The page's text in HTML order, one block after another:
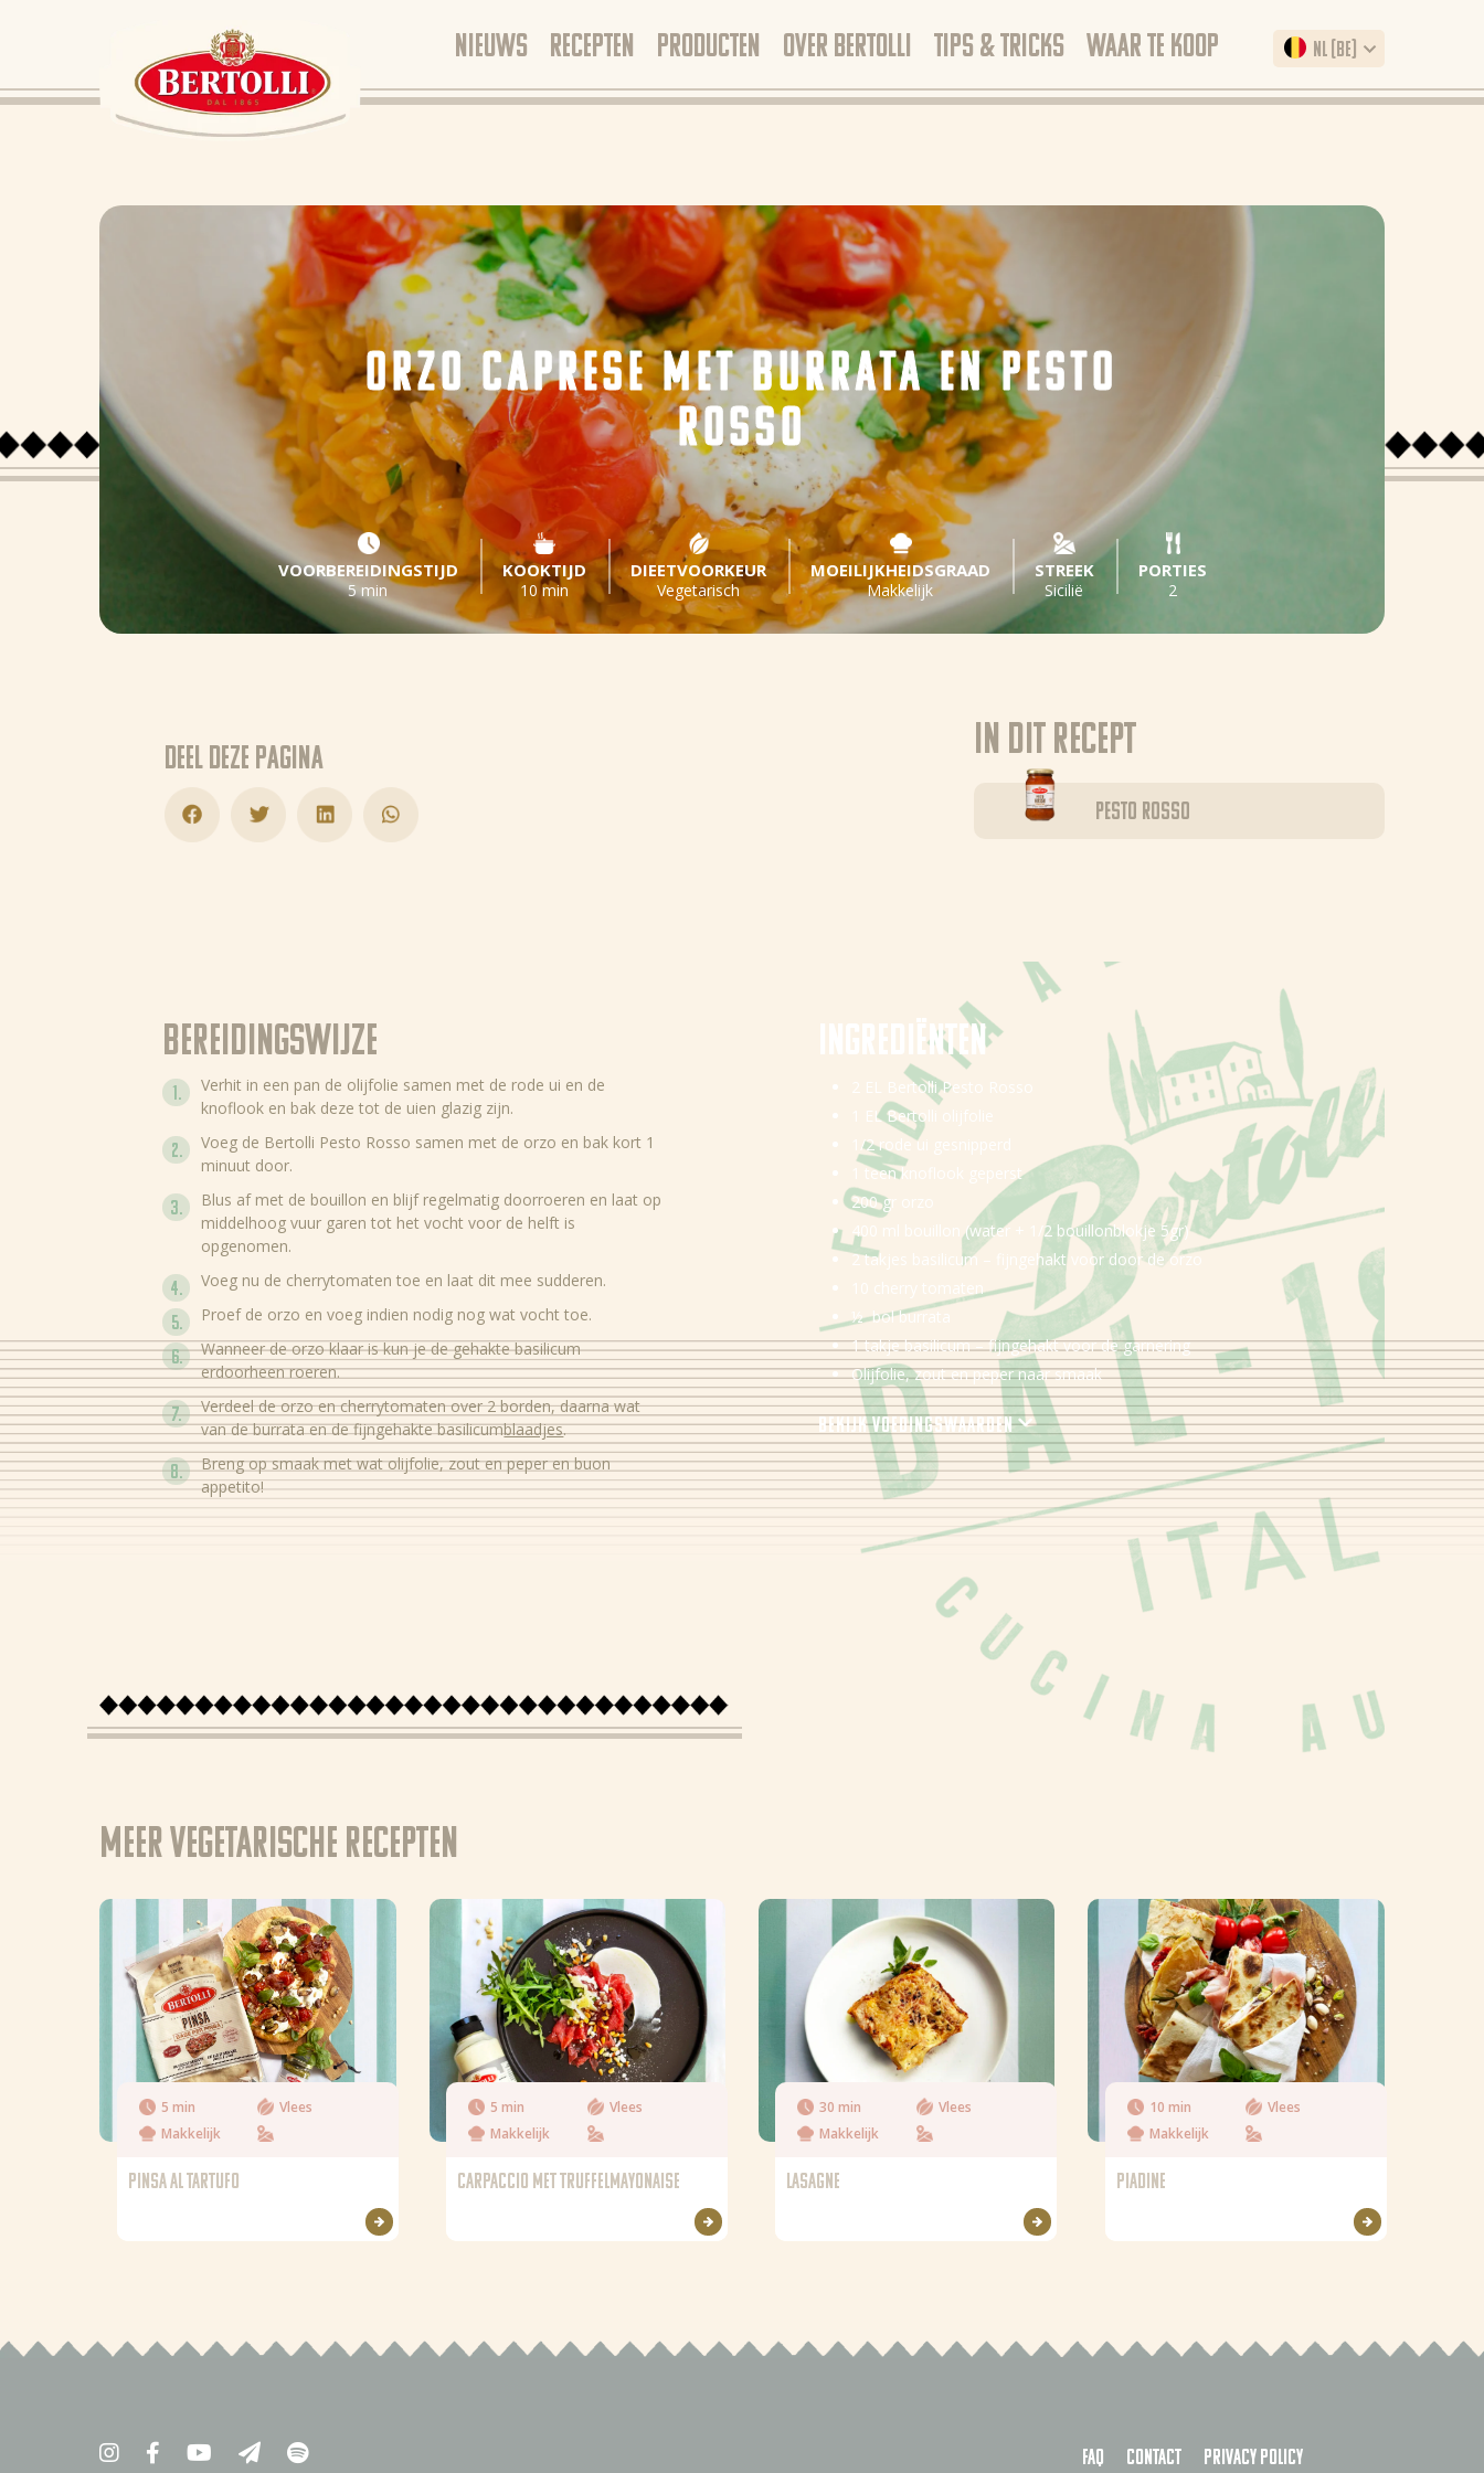
NIEUWS RECEPTEN PRODUCTEN OVER BERTOLLI TIPS & TRICKS WAAR TE KOOP NL (BE)
ORZO CAPRESE MET BURRATA EN PESTO
ROSSO
VOORBEREIDINGSTIJD
5 min
KOOKTIJD
10 min
DIEETVOORKEUR
Vegetarisch
MOEILIJKHEIDSGRAAD
Makkelijk
STREEK
Sicilië
PORTIES
2
Deel deze pagina In dit recept
Pesto Rosso
Bereidingswijze
Verhit in een pan de olijfolie samen met de rode ui en de
knoflook en bak deze tot de uien glazig zijn.
Voeg de Bertolli Pesto Rosso samen met de orzo en bak kort 1
minuut door.
Blus af met de bouillon en blijf regelmatig doorroeren en laat op
middelhoog vuur garen tot het vocht voor de helft is
opgenomen.
Voeg nu de cherrytomaten toe en laat dit mee sudderen.
Proef de orzo en voeg indien nodig nog wat vocht toe.
Wanneer de orzo klaar is kun je de gehakte basilicum
erdoorheen roeren.
Verdeel de orzo en cherrytomaten over 2 borden, daarna wat
van de burrata en de fijngehakte basilicumblaadjes.
Breng op smaak met wat olijfolie, zout en peper en buon
appetito!
Ingrediënten
2 EL Bertolli Pesto Rosso
1 EL Bertolli olijfolie
1/2 rode ui gesnipperd
1 teen knoflook geperst
200 gr orzo
400 ml bouillon (water + 1/2 bouillonblokje 5gr)
2 takjes basilicum – fijngehakt voor door de orzo
10 cherry tomaten
½ bol burrata
1 takje basilicum – fijngehakt voor de garnering
Olijfolie, zout en peper naar smaak
Bekijk voedingswaarden
Energie
Eiwitten
Koolhydraten
Meer Vegetarische recepten
5 min
Vlees
Makkelijk
PINSA AL TARTUFO
5 min
Vlees
Makkelijk
CARPACCIO MET TRUFFELMAYONAISE
30 min
Vlees
Makkelijk
LASAGNE
10 min
Vlees
Makkelijk
PIADINE
FAQ Contact Privacy policy